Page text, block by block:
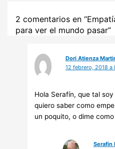
2 comentarios en
para ver el mundo pasar”
Dori Atienza
12 febrero, 2018 a
Hola Serafín, que tal
quiero saber como
un poquito, o dime
Serafín